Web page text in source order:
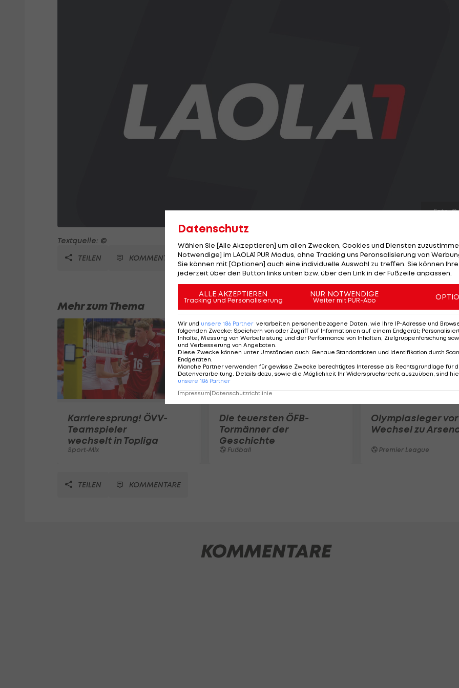
Foto: ©
Textquelle: ©
TEILEN
KOMMENTARE
Mehr zum Thema
Karrieresprung! ÖVV-
Teamspieler
wechselt in Topliga
Sport-Mix
Die teuersten ÖFB-
Tormänner der
Geschichte
Fußball
Olympiasieger vor
Wechsel zu
Premier League
TEILEN KOMMENTARE
KOMMENTARE
Datenschutz
Wählen Sie [Alle Akzeptieren] um allen Zwecken, Cookies und Diensten
Notwendige] im LAOLA1 PUR Modus, ohne Tracking uns Peronsalisierung von
Sie können mit [Optionen] auch eine individuelle Auswahl zu treffen. Sie können
jederzeit über den Button links unten bzw. über den Link in der Fußzeile anpassen.
ALLE AKZEPTIEREN
Tracking und Personalisierung
NUR NOTWENDIGE
Weiter mit PUR-Abo
Wir und unsere 186 Partner verarbeiten personenbezogene Daten, wie Ihre IP-Adresse und
folgenden Zwecke: Speichern von oder Zugriff auf Informationen auf einem Endgerät;
Inhalte, Messung von Werbeleistung und der Performance von Inhalten, Zielgruppenforschung
und Verbesserung von Angeboten.
Diese Zwecke können unter Umständen auch: Genaue Standortdaten und Identifikation durch
Endgeräten.
Manche Partner verwenden für gewisse Zwecke berechtigtes Interesse als Rechtsgrundlage für
Datenverarbeitung. Details dazu, sowie die Möglichkeit Ihr Widerspruchsrecht auszuüben, sind
unsere 186 Partner
Impressum Datenschutzrichtlinie